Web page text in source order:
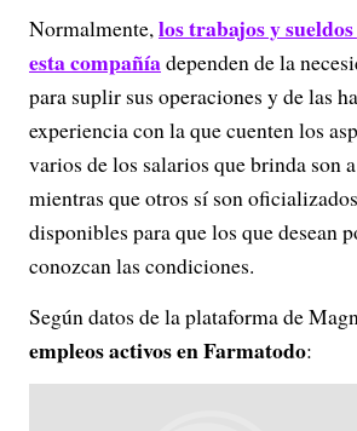
Normalmente,los trabajos y
esta compañíadependen de la
para suplir sus operaciones y de las
experiencia con la que cuenten los
varios de los salarios que brinda son
mientras que otros sí son
disponibles para que los que desean
conozcan las condiciones.
Según datos de la plataforma de
empleos activos en Farmatodo: